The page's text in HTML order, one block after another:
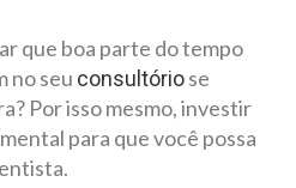
que boa parte do tempo
no seu consultóriose
Por isso mesmo, investir
para que você possa